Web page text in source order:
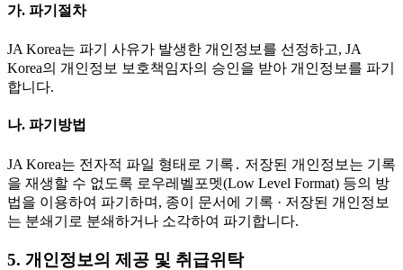
가. 파기절차
JA Korea는 파기 사유가 발생한 개인정보를 선정하고, JA
Korea의 개인정보 보호책임자의 승인을 받아 개인정보를 파기
합니다.
나. 파기방법
JA Korea는 전자적 파일 형태로 기록․ 저장된 개인정보는 기록
을 재생할 수 없도록 로우레벨포멧(Low Level Format) 등의 방
법을 이용하여 파기하며, 종이 문서에 기록 · 저장된 개인정보
는 분쇄기로 분쇄하거나 소각하여 파기합니다.
5. 개인정보의 제공 및 취급위탁